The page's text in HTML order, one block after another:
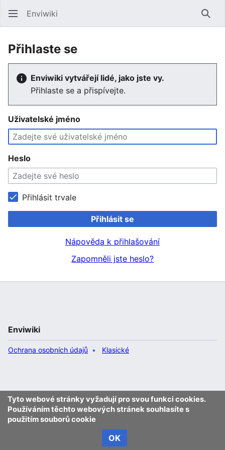
Enviwiki
Přihlaste se
Enviwiki vytvářejí lidé, jako jste vy.
Přihlaste se a přispívejte.
Uživatelské jméno
Heslo
Přihlásit trvale
Přihlásit se
Nápověda k přihlašování
Zapomněli jste heslo?
Tyto webové stránky vyžadují pro svou funkci cookies.
Používáním těchto webových stránek souhlasíte s
použitím souborů cookie
OK
Enviwiki
Ochrana osobních údajů Klasické